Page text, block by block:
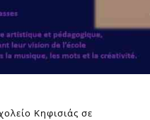
Κηφισιάς σε